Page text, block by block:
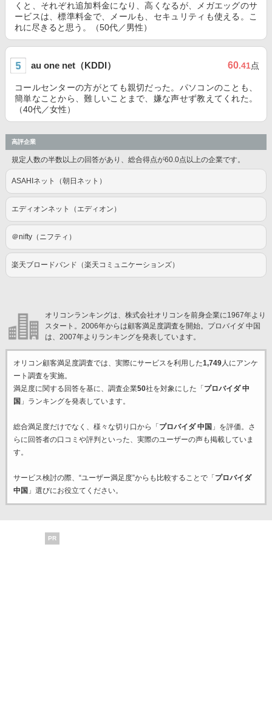
くと、それぞれ追加料金になり、高くなるが、メガエッグのサ
ービスは、標準料金で、メールも、セキュリティも使える。こ
れに尽きると思う。（50代／男性）
au one net（KDDI） 60.41点
コールセンターの方がとても親切だった。パソコンのことも、
簡単なことから、難しいことまで、嫌な声せず教えてくれた。
（40代／女性）
高評企業
規定人数の半数以上の回答があり、総合得点が60.0点以上の企業です。
ASAHIネット（朝日ネット）
エディオンネット（エディオン）
＠nifty（ニフティ）
楽天ブロードバンド（楽天コミュニケーションズ）
オリコンランキングは、株式会社オリコンを前身企業に1967年より
スタート。2006年からは顧客満足度調査を開始。プロバイダ 中国
は、2007年よりランキングを発表しています。
オリコン顧客満足度調査では、実際にサービスを利用した1,749人にアンケ
ート調査を実施。
満足度に関する回答を基に、調査企業50社を対象にした「 プロバイダ 中
国 」ランキングを発表しています。
総合満足度だけでなく、様々な切り口から「 プロバイダ 中国 」を評価。さ
らに回答者の口コミや評判といった、実際のユーザーの声も掲載していま
す。
サービス検討の際、“ユーザー満足度”からも比較することで「 プロバイダ
中国 」選びにお役立てください。
PR